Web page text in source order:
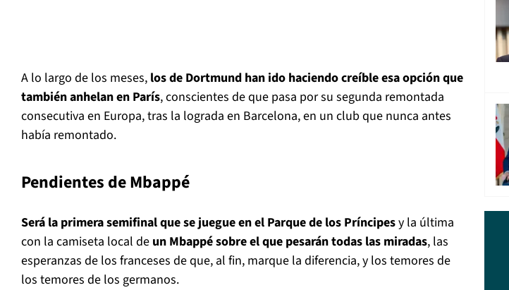
A lo largo de los meses, los de Dortmund han ido haciendo creíble esa opción que
también anhelan en París, conscientes de que pasa por su segunda remontada
consecutiva en Europa, tras la lograda en Barcelona, en un club que nunca antes
había remontado.
Pendientes de Mbappé
Será la primera semifinal que se juegue en el Parque de los Príncipesy la última
con la camiseta local de un Mbappé sobre el que pesarán todas las miradas, las
esperanzas de los franceses de que, al fin, marque la diferencia, y los temores de
los temores de los germanos.